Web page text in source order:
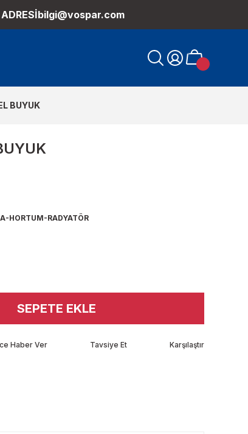
bilgi@vospar.com
BUYUK
HORTUM-RADYATÖR
SEPETE EKLE
Haber Ver Tavsiye Et Karşılaştır